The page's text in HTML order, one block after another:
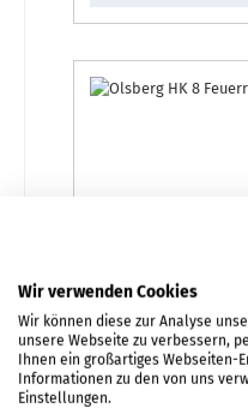
Olsberg HK 8
Wir verwenden Cookies
Wir können diese zur Analyse
unsere Webseite zu verbessern,
Ihnen ein großartiges Webseiten-
Informationen zu den von uns
Einstellungen.